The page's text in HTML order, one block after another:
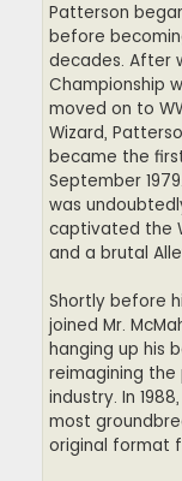
Patterson
before
decades. After
Championship
moved on to
Wizard,
became the
September
was
captivated the
and a brutal
Shortly before
joined Mr.
hanging up his
reimagining
industry. In
most
original format